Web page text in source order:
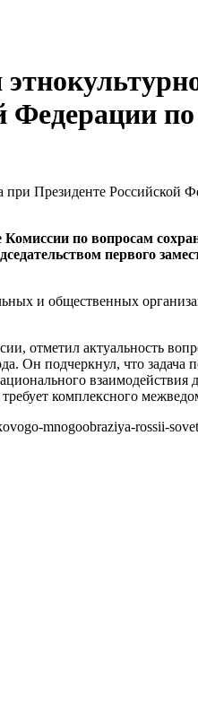
Федерации
по вопросам
первого
и общественных
актуальность
Он подчеркнул, что задача
комплексного
mnogoobraziya-rossii-